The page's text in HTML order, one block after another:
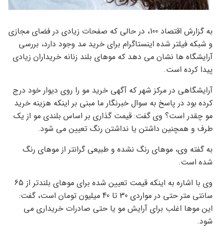
به گزارش اقتصاد 100، در حالی که صفحات زیادی در فضای مجازی
و شبکه فیلتر شده اینستاگرام برای خرید مد وجود دارد، بررسی
آرایشگاه ها نشان می دهد که موهای بلند زنانه خریداران زیادی
پیدا کرده است.
آرایشگاهی در مرکز شهر که آگهی خرید مو را روی دیوار خود درج
کرده بود در پاسخ به سوال خبرنگار ما مبنی بر اینکه هزینه خرید
مو چقدر است؟ وی گفت: قیمت گذاری بر اساس بلندی مو از یک
طرف و همچنین داشتن یا نداشتن رنگ تعیین می شود.
به گفته وی، موهای رنگ نشده و طبیعی گرانتر از موهای رنگ
شده است.
وی با اشاره به اینکه قیمت تعیین شده برای موهای بلندتر از 65
سانتی متر حتی در مواردی 30 تا 40 میلیون تومان است، گفت:
این موها اغلب برای آرایش مو یا حتی صادرات خریداری می
شود.